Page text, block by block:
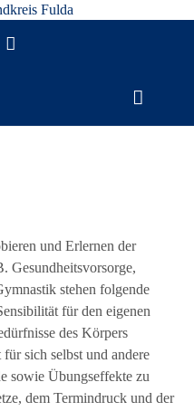
und Erlernen der
Gesundheitsvorsorge,
stehen folgende
für den eigenen
des Körpers
sich selbst und andere
sowie Übungseffekte zu
dem Termindruck und der